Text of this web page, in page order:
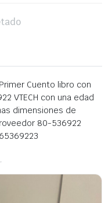
Cuento libro con
VTECH con una edad
dimensiones de
80-536922